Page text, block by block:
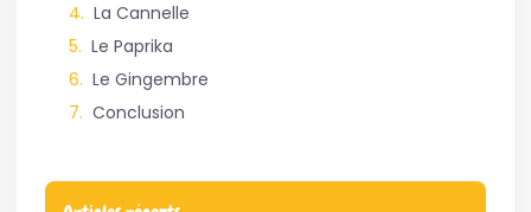
La Cannelle
Le Paprika
Le Gingembre
Conclusion